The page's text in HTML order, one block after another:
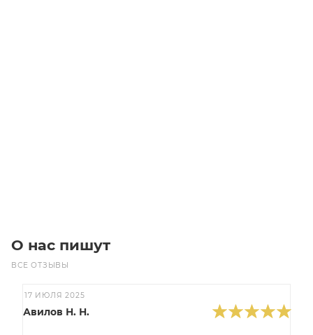
О нас пишут
ВСЕ ОТЗЫВЫ
17 ИЮЛЯ 2025
Авилов Н. Н.